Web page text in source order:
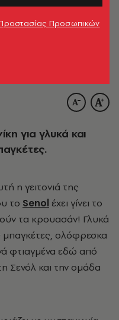
για γλυκά και
η γειτονιά της
το Senol έχει γίνει το
τα κρουασάν! Γλυκά
ολόφρεσκα
φτιαγμένα εδώ από
Σενόλ και την ομάδα
Προστασίας Προσωπικών